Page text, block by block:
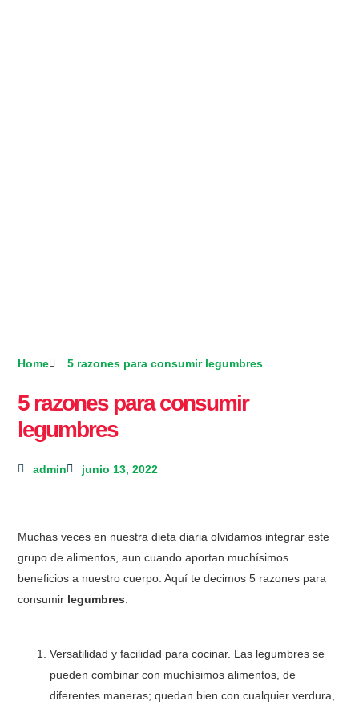
Home 5 razones para consumir legumbres
5 razones para consumir
legumbres
admin junio 13, 2022
Muchas veces en nuestra dieta diaria olvidamos integrar este
grupo de alimentos, aun cuando aportan muchísimos
beneficios a nuestro cuerpo. Aquí te decimos 5 razones para
consumir legumbres.
Versatilidad y facilidad para cocinar. Las legumbres se
pueden combinar con muchísimos alimentos, de
diferentes maneras; quedan bien con cualquier verdura,